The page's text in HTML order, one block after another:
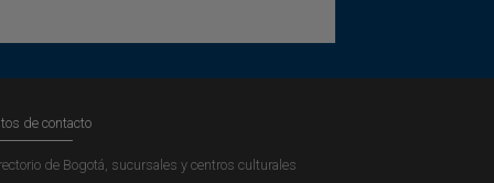
de contacto
de Bogotá, sucursales y centros culturales